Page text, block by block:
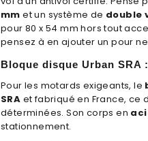
mm et un système de double
pour 80 x 54 mm hors tout
pensez à en ajouter un pour
Bloque disque Urban
Pour les motards exigeants, le
SRA et fabriqué en France, ce
déterminées. Son corps en
stationnement.